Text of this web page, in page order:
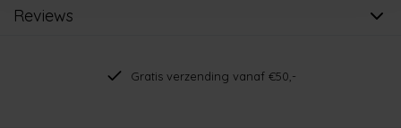
Reviews
Gratis verzending vanaf €50,-